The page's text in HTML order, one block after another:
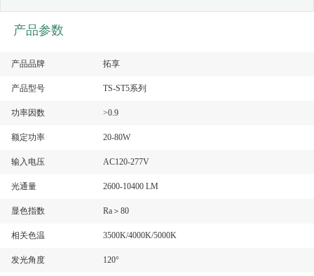
产品参数
产品品牌 拓享
产品型号 TS-ST5系列
功率因数 >0.9
额定功率 20-80W
输入电压 AC120-277V
光通量 2600-10400 LM
显色指数 Ra＞80
相关色温 3500K/4000K/5000K
发光角度 120°